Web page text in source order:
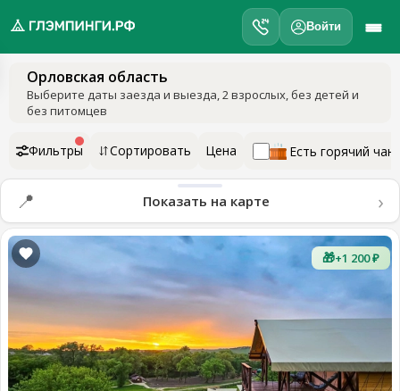
Войти
Мои
Подарочные
сертификаты
Орловская область
Выберите даты заезда и выезда, 2 взрослых, без детей и
без питомцев
Фильтры Сортировать Цена Есть горячий чан
📍 Показать на карте ›
🎁+1 200 ₽